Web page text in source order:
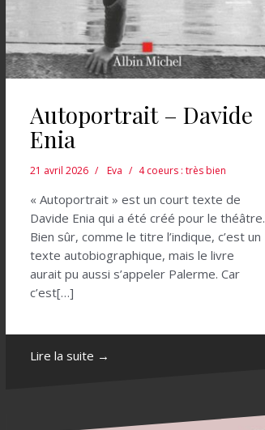
Autoportrait – Davide
Enia
21 avril 2026 Eva 4 coeurs : très bien
« Autoportrait » est un court texte de
Davide Enia qui a été créé pour le théâtre.
Bien sûr, comme le titre l’indique, c’est un
texte autobiographique, mais le livre
aurait pu aussi s’appeler Palerme. Car
c’est[…]
Lire la suite →